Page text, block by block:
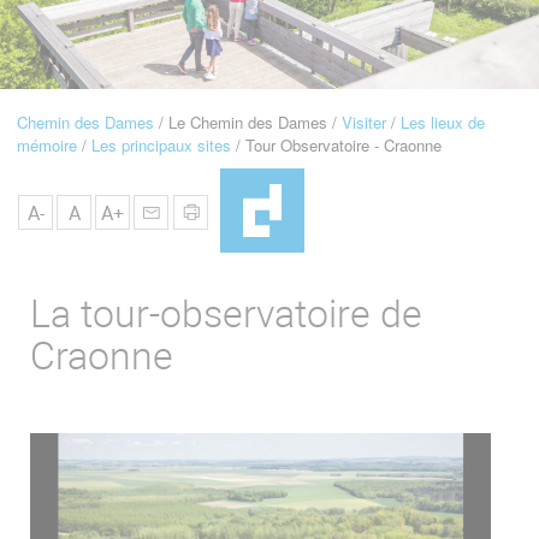
Navigation
Fil
Chemin des Dames Le Chemin des Dames Visiter
Les lieux de
mémoire
Les principaux sites Tour Observatoire - Craonne
A- A A+
La tour-observatoire de
Craonne